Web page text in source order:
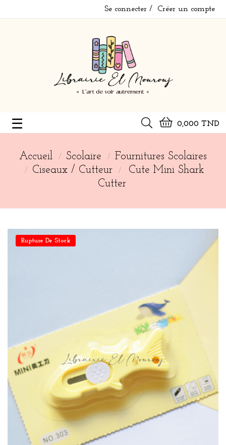
Se connecter Créer un compte
0,000 TND
Basculer
navigation
☰
Accueil Scolaire
Fournitures Scolaires
Ciseaux / Cutteur
Cute Mini Shark
Cutter
Rupture De Stock